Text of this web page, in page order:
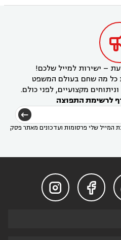
– ישירות למייל שלכם!
כל מה שחם בעולם המשפט
מקצועיים, לפני כולם.
לרשימת התפוצה
המייל שלי פרסומות ועדכונים מאתר פסק

